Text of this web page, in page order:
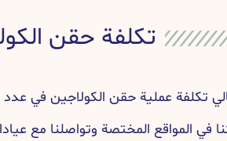
تكلفة حقن
تكلفة عملية حقن الكولاجين في عدد
في المواقع المختصة وتواصلنا مع